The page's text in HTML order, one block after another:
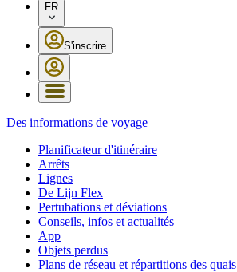
FR
S'inscrire
Des informations de voyage
Planificateur d'itinéraire
Arrêts
Lignes
De Lijn Flex
Pertubations et déviations
Conseils, infos et actualités
App
Objets perdus
Plans de réseau et répartitions des quais